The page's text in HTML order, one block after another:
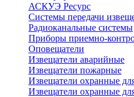
АСКУЭ Ресурс
Системы передачи
Радиоканальные системы
Приборы приемно-
Оповещатели
Извещатели аварийные
Извещатели пожарные
Извещатели охранные
Извещатели охранные